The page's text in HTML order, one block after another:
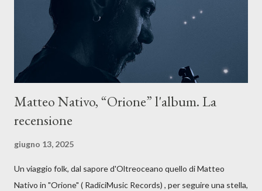
dichiarazione d’intenti: Cico Messina apre il suo nuovo percorso
artistico con una composizi...
Matteo Nativo, “Orione” l'album. La
recensione
giugno 13, 2025
Un viaggio folk, dal sapore d'Oltreoceano quello di Matteo
Nativo in "Orione" ( RadiciMusic Records) , per seguire una stella,